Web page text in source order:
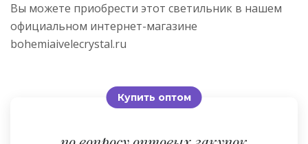
Вы можете приобрести этот светильник в нашем
официальном интернет-магазине
bohemiaivelecrystal.ru
Купить оптом